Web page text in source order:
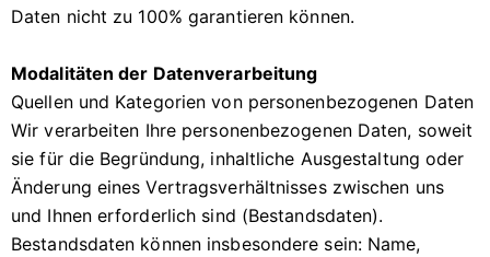
Daten nicht zu 100% garantieren können.
Modalitäten der Datenverarbeitung
Quellen und Kategorien von personenbezogenen Daten
Wir verarbeiten Ihre personenbezogenen Daten, soweit
sie für die Begründung, inhaltliche Ausgestaltung oder
Änderung eines Vertragsverhältnisses zwischen uns
und Ihnen erforderlich sind (Bestandsdaten).
Bestandsdaten können insbesondere sein: Name,